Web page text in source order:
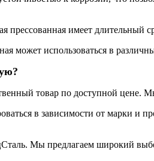
прессованная имеет
может использоваться в
товар по доступной
в зависимости от марки и
Мы предлагаем широкий